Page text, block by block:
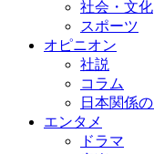
社会・文化
スポーツ
オピニオン
社説
コラム
日本関係
エンタメ
ドラマ